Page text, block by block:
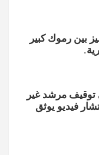
بين رموك كبير
توقيف مرشد غير
فيديو يوثق